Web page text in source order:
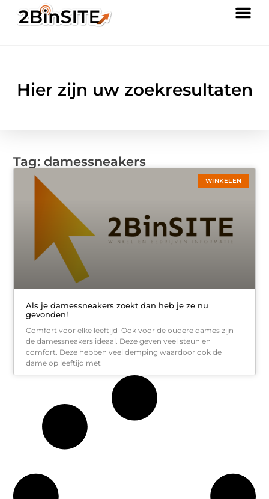
Hier zijn uw zoekresultaten
Tag: damessneakers
WINKELEN
Als je damessneakers zoekt dan heb je ze nu
gevonden!
Comfort voor elke leeftijd Ook voor de oudere dames zijn
de damessneakers ideaal. Deze geven veel steun en
comfort. Deze hebben veel demping waardoor ook de
dame op leeftijd met